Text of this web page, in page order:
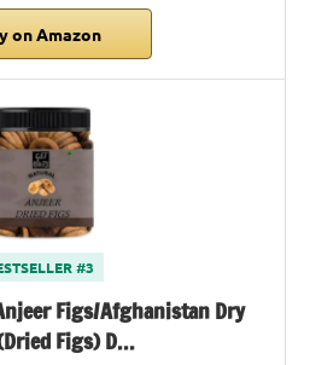
on Amazon
#3
Figs/Afghanistan Dry
Figs) D…